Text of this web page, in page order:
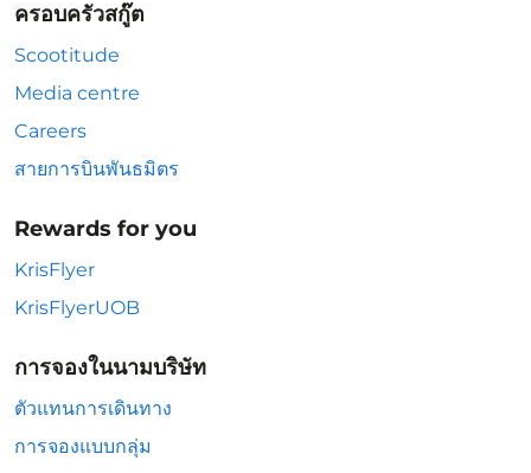
ครอบครัวสกู๊ต
Scootitude
Media centre
Careers
สายการบินพันธมิตร
Rewards for you
KrisFlyer
KrisFlyerUOB
การจองในนามบริษัท
ตัวแทนการเดินทาง
การจองแบบกลุ่ม